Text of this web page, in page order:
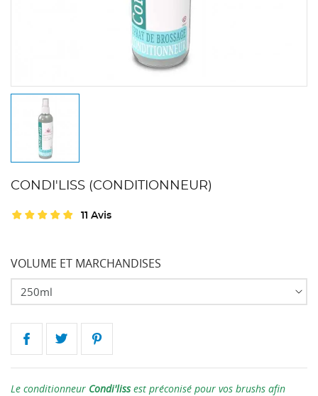
CONDI'LISS (CONDITIONNEUR)
11 Avis
VOLUME ET MARCHANDISES
Le conditionneur Condi'lissest préconisé pour vos brushs afin